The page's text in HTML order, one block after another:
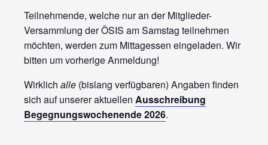
Teilnehmende, welche nur an der Mitglieder-
Versammlung der ÖSIS am Samstag teilnehmen
möchten, werden zum Mittagessen eingeladen. Wir
bitten um vorherige Anmeldung!
Wirklich alle (bislang verfügbaren) Angaben finden
sich auf unserer aktuellen Ausschreibung
Begegnungswochenende 2026.